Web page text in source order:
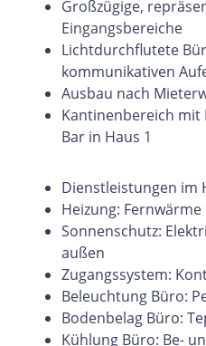
Großzügige,
Eingangsbereiche
Lichtdurchflutete
kommunikativen
Ausbau nach
Kantinenbereich mit
Bar in Haus 1
Dienstleistungen im
Heizung: Fernwärme
Sonnenschutz:
außen
Zugangssystem:
Beleuchtung Büro:
Bodenbelag Büro:
Kühlung Büro: Be-